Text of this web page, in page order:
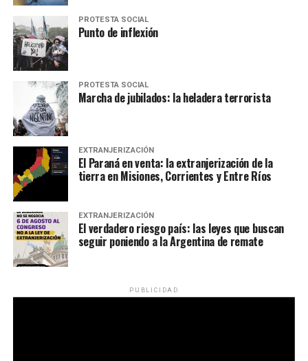
PROTESTA SOCIAL
Punto de inflexión
PROTESTA SOCIAL
Marcha de jubilados: la heladera terrorista
EXTRANJERIZACIÓN
El Paraná en venta: la extranjerización de la
tierra en Misiones, Corrientes y Entre Ríos
EXTRANJERIZACIÓN
El verdadero riesgo país: las leyes que buscan
seguir poniendo a la Argentina de remate
PUBLICIDAD